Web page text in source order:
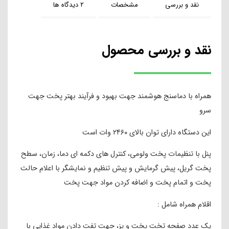
نقد و بررسی مشخصات ۲ دیدگاه ها
نقد و بررسی محصول
همراه با دماسنج هوشمند جهت بهبود و فرآیند بهتر پخت جهت
سرو
این دستگاه دارای توان بالای ۲۴۶۰ وات است
پنل با تنظیمات پخت ولومی، کنترل های دکمه ای دما، زمان، سطح
پخت گریل، پیش گرمایش و پیش تنظیم و نمایشگر با اعلام حالت
پخت و اتمام پخت و اضافه کردن مواد جهت پخت
اقلام همراه شامل :
یک عدد صفحه تخت پخت و پز، جهت تفت دادن مواد غذایی با